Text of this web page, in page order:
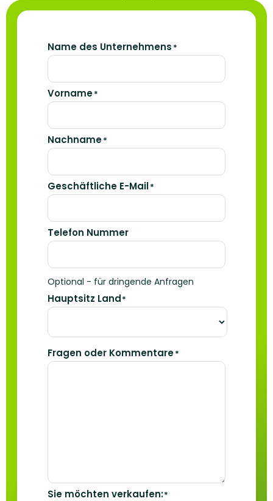
Name des Unternehmens *
Vorname*
Nachname*
Geschäftliche E-Mail*
Telefon Nummer
Optional - für dringende Anfragen
Hauptsitz Land*
Fragen oder Kommentare*
Sie möchten verkaufen:*